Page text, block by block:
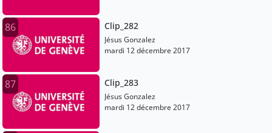
86 Clip_282
Jésus Gonzalez
mardi 12 décembre 2017
87 Clip_283
Jésus Gonzalez
mardi 12 décembre 2017